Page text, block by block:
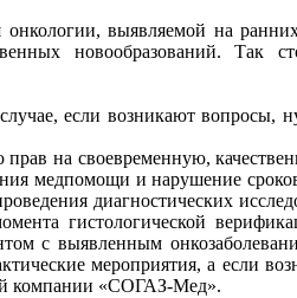
выявляемой на
новообразований. Так
если возникают вопросы,
на своевременную,
медпомощи и нарушение
диагностических
гистологической
с выявленным
мероприятия, а если
компании «СОГАЗ-Мед».